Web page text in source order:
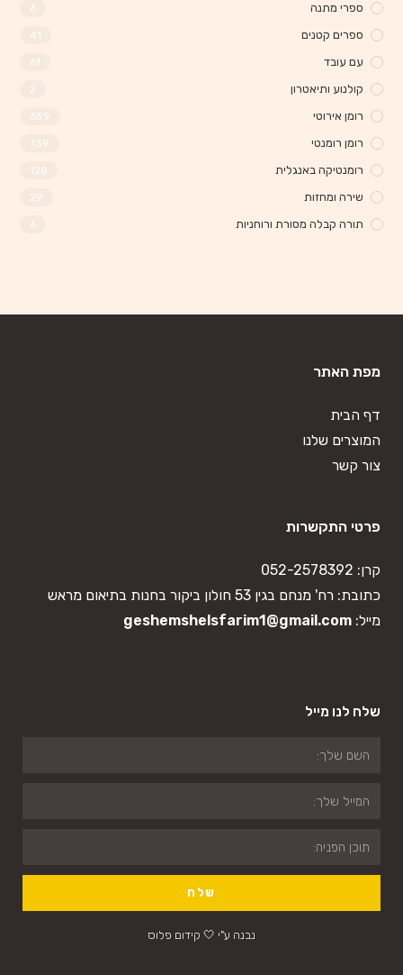
ספרי מתנה 6
ספרים קטנים 41
עם עובד 61
קולנוע ותיאטרון 2
רומן אירוטי 659
רומן רומנטי 739
רומנטיקה באנגלית 128
שירה ומחזות 29
תורה קבלה מסורת ורוחניות 6
מפת האתר
דף הבית
המוצרים שלנו
צור קשר
פרטי התקשרות
קרן: 052-2578392
כתובת: רח' מנחם בגין 53 חולון ביקור בחנות בתיאום מראש
מייל: geshemshelsfarim1@gmail.com
שלח לנו מייל
שלח
נבנה ע"י 🤍 קידום פלוס